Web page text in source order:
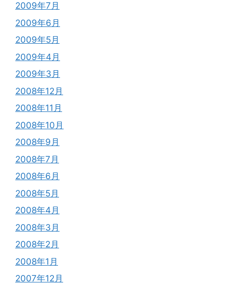
2009年7月
2009年6月
2009年5月
2009年4月
2009年3月
2008年12月
2008年11月
2008年10月
2008年9月
2008年7月
2008年6月
2008年5月
2008年4月
2008年3月
2008年2月
2008年1月
2007年12月